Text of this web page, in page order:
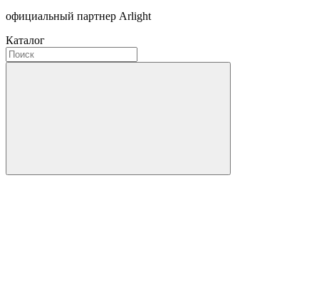
официальный партнер Arlight
Каталог